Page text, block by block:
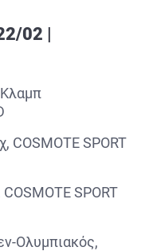
02 |
COSMOTE SPORT
SPORT
Ολυμπιακός,